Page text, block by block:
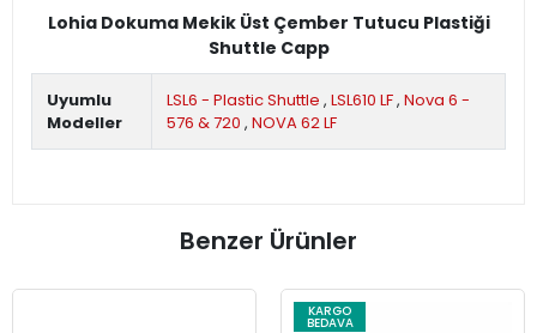
Lohia Dokuma Mekik Üst Çember Tutucu Plastiği
Shuttle Capp
Uyumlu
Modeller
LSL6 - Plastic Shuttle , LSL610 LF, Nova 6 -
576 & 720 , NOVA 62 LF
Benzer Ürünler
KARGO
BEDAVA